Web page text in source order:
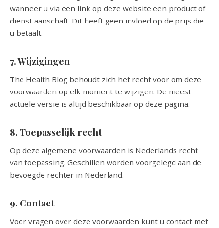
wanneer u via een link op deze website een product of
dienst aanschaft. Dit heeft geen invloed op de prijs die
u betaalt.
7. Wijzigingen
The Health Blog behoudt zich het recht voor om deze
voorwaarden op elk moment te wijzigen. De meest
actuele versie is altijd beschikbaar op deze pagina.
8. Toepasselijk recht
Op deze algemene voorwaarden is Nederlands recht
van toepassing. Geschillen worden voorgelegd aan de
bevoegde rechter in Nederland.
9. Contact
Voor vragen over deze voorwaarden kunt u contact met